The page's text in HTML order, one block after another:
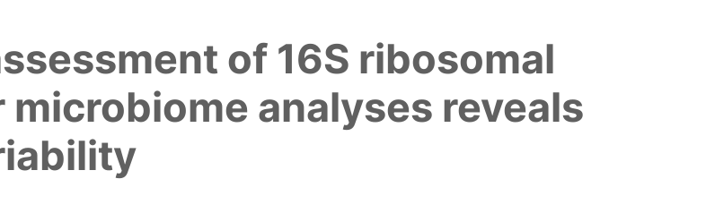
of 16S ribosomal
analyses reveals